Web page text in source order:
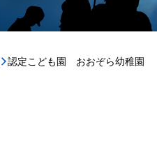
認定こども園 おおぞら幼稚園